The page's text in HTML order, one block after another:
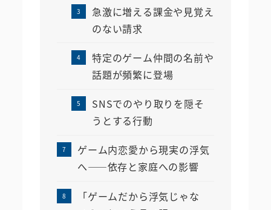
急激に増える課金や見覚え
のない請求
特定のゲーム仲間の名前や
話題が頻繁に登場
SNSでのやり取りを隠そ
うとする行動
ゲーム内恋愛から現実の浮気
へ――依存と家庭への影響
「ゲームだから浮気じゃな